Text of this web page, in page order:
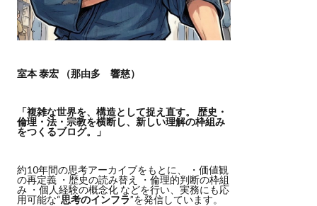
室本 泰宏 （那由多 響慈）
「複雑な世界を、構造として捉え直す。
歴史・
倫理・法・宗教を横断し、新しい理解の枠組み
をつくるブログ。」
約10年間の思考アーカイブをもとに、 ・価値観
の再定義 ・歴史の読み替え ・倫理的判断の枠組
み ・個人経験の概念化 などを行い、実務にも応
用可能な“思考のインフラ”を発信しています。